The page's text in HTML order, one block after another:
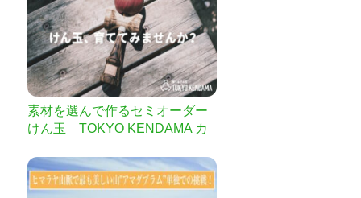
素材を選んで作るセミオーダー
けん玉 TOKYO KENDAMA カ